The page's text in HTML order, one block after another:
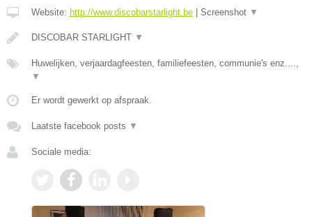
Website: http://www.discobarstarlight.be Screenshot ▼
DISCOBAR STARLIGHT ▼
Huwelijken, verjaardagfeesten, familiefeesten, communie's enz....,
▼
Er wordt gewerkt op afspraak.
Laatste facebook posts ▼
Sociale media: